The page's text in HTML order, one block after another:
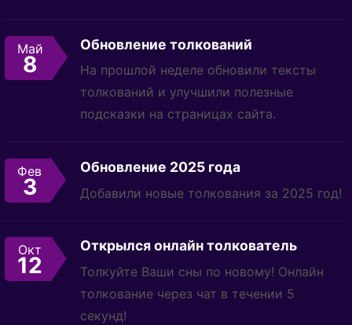
Май
8
Обновление толкований
На прошлой неделе обновили тексты
толкований и улучшили полезные
подсказки на страницах сайта.
Фев
3
Обновление 2025 года
Добавили новые толкования за 2025 год!
Окт
12
Открылся онлайн толкователь
Толкуйте Ваши сны по новому! Онлайн
толкование через чат в течении 5
секунд!